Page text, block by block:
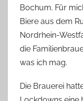
Bochum. Für
Biere aus dem
Nordrhein-
die
was ich mag.
Die Brauerei